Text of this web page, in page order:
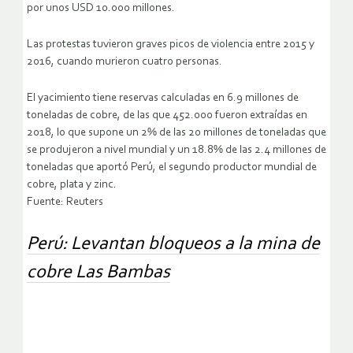
por unos USD 10.000 millones.
Las protestas tuvieron graves picos de violencia entre 2015 y
2016, cuando murieron cuatro personas.
El yacimiento tiene reservas calculadas en 6.9 millones de
toneladas de cobre, de las que 452.000 fueron extraídas en
2018, lo que supone un 2% de las 20 millones de toneladas que
se produjeron a nivel mundial y un 18.8% de las 2.4 millones de
toneladas que aportó Perú, el segundo productor mundial de
cobre, plata y zinc.
Fuente: Reuters
Perú: Levantan bloqueos a la mina de
cobre Las Bambas